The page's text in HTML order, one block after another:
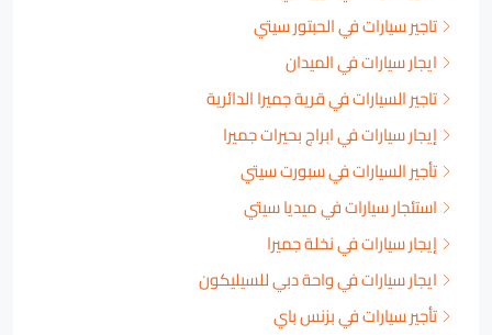
تاجير سيارات في الحبتور سيتي
ايجار سيارات في الميدان
تاجير السيارات في قرية جميرا الدائرية
إيجار سيارات في ابراج بحيرات جميرا
تأجير السيارات في سبورت سيتي
استئجار سيارات في ميديا سيتي
إيجار سيارات في نخلة جميرا
ايجار سيارات في واحة دبي للسيليكون
تأجير سيارات في بزنس باي